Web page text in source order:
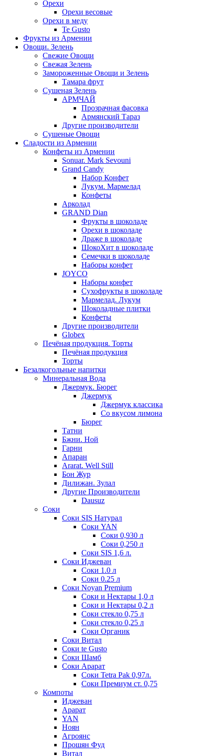
Орехи
Орехи весовые
Орехи в меду
Te Gusto
Фрукты из Армении
Овощи. Зелень
Свежие Овощи
Свежая Зелень
Замороженные Овощи и Зелень
Тамара фрут
Сушеная Зелень
АРМЧАЙ
Прозрачная фасовка
Армянский Тараз
Другие производители
Сушеные Овощи
Сладости из Армении
Конфеты из Армении
Sonuar. Mark Sevouni
Grand Candy
Набор Конфет
Лукум. Мармелад
Конфеты
Арколад
GRAND Dian
Фрукты в шоколаде
Орехи в шоколаде
Драже в шоколаде
ШокоХит в шоколаде
Семечки в шоколаде
Наборы конфет
JOYCO
Наборы конфет
Сухофрукты в шоколаде
Мармелад. Лукум
Шоколадные плитки
Конфеты
Другие производители
Globex
Печёная продукция. Торты
Печёная продукция
Торты
Безалкогольные напитки
Минеральная Вода
Джермук. Бюрег
Джермук
Джермук классика
Со вкусом лимона
Бюрег
Татни
Бжни. Ной
Гарни
Апаран
Ararat. Well Still
Бон Жур
Дилижан. Зулал
Другие Производители
Dausuz
Соки
Соки SIS Натурал
Соки YAN
Соки 0,930 л
Соки 0,250 л
Соки SIS 1,6 л.
Соки Иджеван
Соки 1.0 л
Соки 0.25 л
Соки Noyan Premium
Соки и Нектары 1,0 л
Соки и Нектары 0,2 л
Соки стекло 0,75 л
Соки стекло 0,25 л
Соки Органик
Соки Витал
Соки te Gusto
Соки Шамб
Соки Арарат
Соки Tetra Pak 0,97л.
Соки Премиум ст. 0,75
Компоты
Иджеван
Арарат
YAN
Ноян
Агроянс
Прошян Фуд
Витал